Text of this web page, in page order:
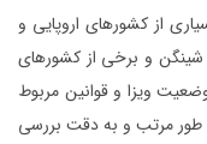
از کشورهای اروپایی و
شینگن و برخی از کشورهای
ویزا و قوانین مربوط
طور مرتب و به دقت بررسی